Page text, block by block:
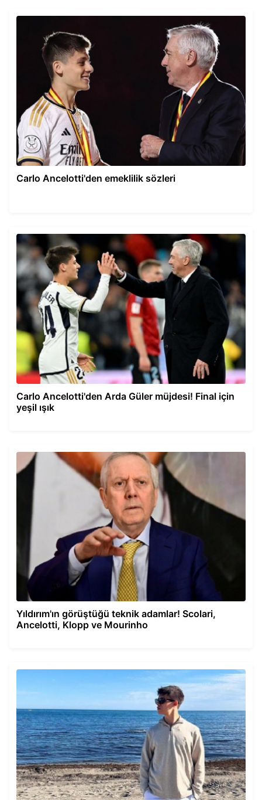
Carlo Ancelotti'den emeklilik sözleri
Carlo Ancelotti'den Arda Güler müjdesi! Final için
yeşil ışık
Yıldırım'ın görüştüğü teknik adamlar! Scolari,
Ancelotti, Klopp ve Mourinho